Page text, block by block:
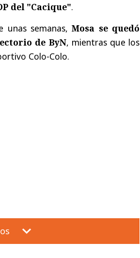
del "Cacique".
unas semanas,Mosa se quedó
de ByN, mientras que los
Colo-Colo.